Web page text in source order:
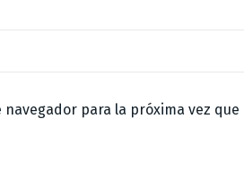
para la próxima vez que